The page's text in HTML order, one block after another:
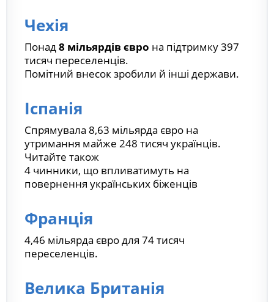
Чехія
Понад8 мільярдів євро на підтримку 397
тисяч переселенців.
Помітний внесок зробили й інші держави.
Іспанія
Спрямувала 8,63 мільярда євро на
утримання майже 248 тисяч українців.
Читайте також
4 чинники, що впливатимуть на
повернення українських біженців
Франція
4,46 мільярда євро для 74 тисяч
переселенців.
Велика Британія